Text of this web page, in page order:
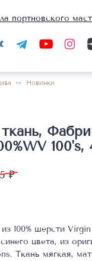
Новинки
₽
100% шерсти Virgin
цвета, из
Ткань мягкая,